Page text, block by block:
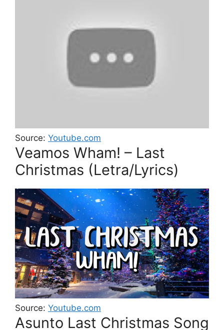
Source: Youtube.com
Veamos Wham! – Last
Christmas (Letra/Lyrics)
Source: Youtube.com
Asunto Last Christmas Song